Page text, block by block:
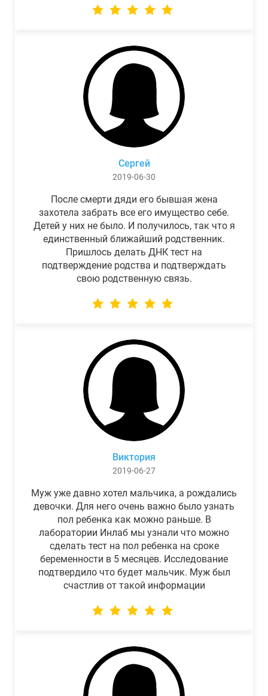
Сергей
2019-06-30
После смерти дяди его бывшая жена
захотела забрать все его имущество себе.
Детей у них не было. И получилось, так что я
единственный ближайший родственник.
Пришлось делать ДНК тест на
подтверждение родства и подтверждать
свою родственную связь.
Виктория
2019-06-27
Муж уже давно хотел мальчика, а рождались
девочки. Для него очень важно было узнать
пол ребенка как можно раньше. В
лаборатории Инлаб мы узнали что можно
сделать тест на пол ребенка на сроке
беременности в 5 месяцев. Исследование
подтвердило что будет мальчик. Муж был
счастлив от такой информации